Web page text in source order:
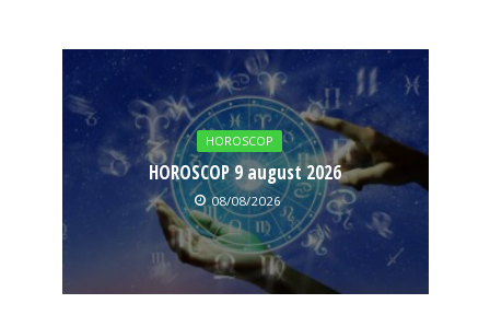
HOROSCOP
HOROSCOP 9 august 2026
08/08/2026